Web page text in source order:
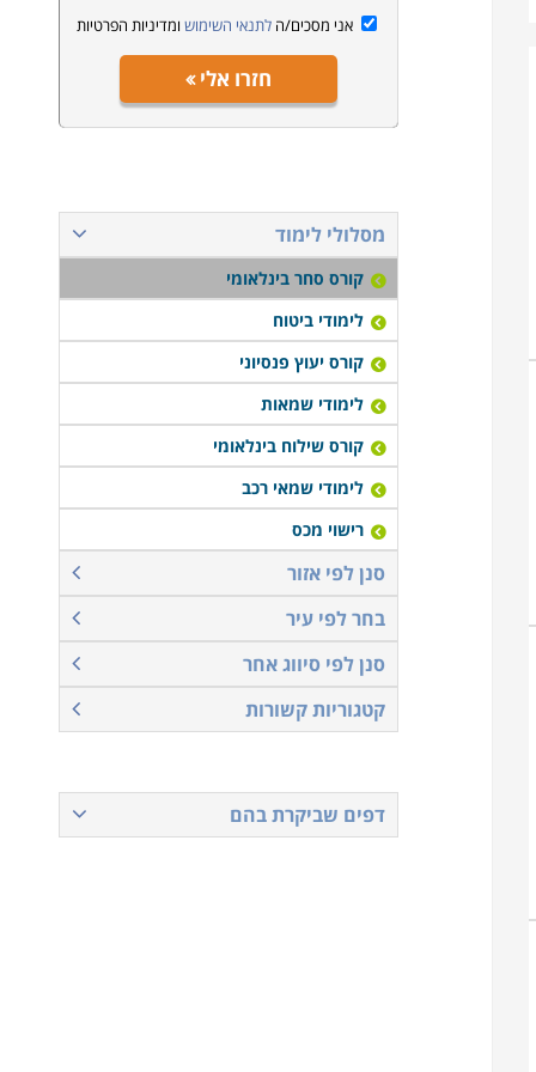
אני מסכים/הלתנאי השימוש ומדיניות הפרטיות
חזרו אלי
מסלולי לימוד
קורס סחר בינלאומי
לימודי ביטוח
קורס יעוץ פנסיוני
לימודי שמאות
קורס שילוח בינלאומי
לימודי שמאי רכב
רישוי מכס
סנן לפי אזור
בחר לפי עיר
סנן לפי סיווג אחר
קטגוריות קשורות
דפים שביקרת בהם